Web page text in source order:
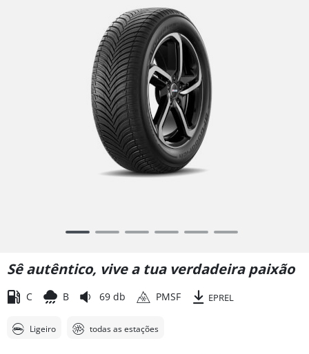
6
Sê autêntico, vive a tua verdadeira paixão
C B 69 db PMSF EPREL
Ligeiro todas as estações